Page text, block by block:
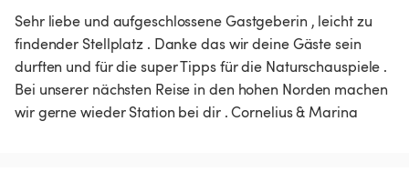
Sehr liebe und aufgeschlossene Gastgeberin , leicht zu
findender Stellplatz . Danke das wir deine Gäste sein
durften und für die super Tipps für die Naturschauspiele .
Bei unserer nächsten Reise in den hohen Norden machen
wir gerne wieder Station bei dir . Cornelius & Marina